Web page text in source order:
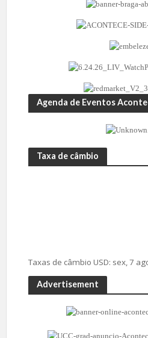
Agenda de Eventos
Taxa de câmbio
Taxas de câmbio USD: sex, 7
Advertisement